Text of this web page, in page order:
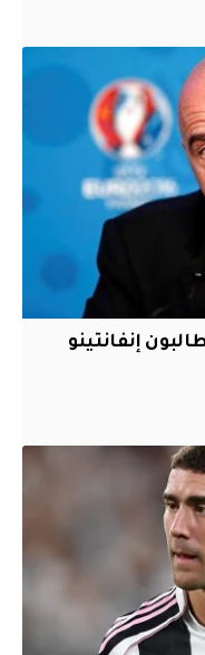
إنفانتينو